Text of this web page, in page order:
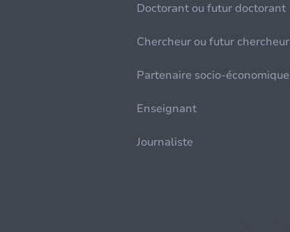
Doctorant ou futur doctorant
Chercheur ou futur chercheur
Partenaire socio-économique
Enseignant
Journaliste